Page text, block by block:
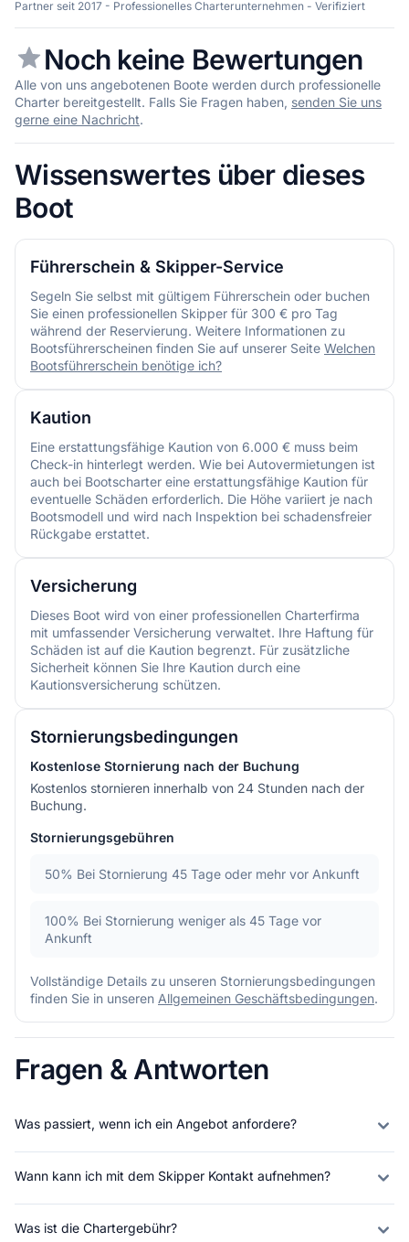
Partner seit 2017 - Professionelles Charterunternehmen - Verifiziert
Noch keine Bewertungen
Alle von uns angebotenen Boote werden durch professionelle
Charter bereitgestellt. Falls Sie Fragen haben, senden Sie uns
gerne eine Nachricht.
Wissenswertes über dieses
Boot
Führerschein & Skipper-Service
Segeln Sie selbst mit gültigem Führerschein oder buchen
Sie einen professionellen Skipper für 300 € pro Tag
während der Reservierung. Weitere Informationen zu
Bootsführerscheinen finden Sie auf unserer Seite Welchen
Bootsführerschein benötige ich?
Kaution
Eine erstattungsfähige Kaution von 6.000 € muss beim
Check-in hinterlegt werden. Wie bei Autovermietungen ist
auch bei Bootscharter eine erstattungsfähige Kaution für
eventuelle Schäden erforderlich. Die Höhe variiert je nach
Bootsmodell und wird nach Inspektion bei schadensfreier
Rückgabe erstattet.
Versicherung
Dieses Boot wird von einer professionellen Charterfirma
mit umfassender Versicherung verwaltet. Ihre Haftung für
Schäden ist auf die Kaution begrenzt. Für zusätzliche
Sicherheit können Sie Ihre Kaution durch eine
Kautionsversicherung schützen.
Stornierungsbedingungen
Kostenlose Stornierung nach der Buchung
Kostenlos stornieren innerhalb von 24 Stunden nach der
Buchung.
Stornierungsgebühren
50% Bei Stornierung 45 Tage oder mehr vor Ankunft
100% Bei Stornierung weniger als 45 Tage vor
Ankunft
Vollständige Details zu unseren Stornierungsbedingungen
finden Sie in unseren Allgemeinen Geschäftsbedingungen.
Fragen & Antworten
Was passiert, wenn ich ein Angebot anfordere?
Wann kann ich mit dem Skipper Kontakt aufnehmen?
Was ist die Chartergebühr?